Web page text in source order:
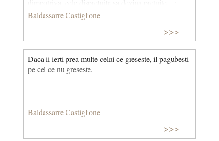
obisnuinta este in stare mai mult decat judecata sa
statorniceasca lucrurile noi in mijlocul nostru si sa le
alunge pe cele vechi, a caror perfectiune il amageste
adeseori pe cel ce-o cauta in ele.
Baldassarre Castiglione
>>>
Daca ii ierti prea multe celui ce greseste, il pagubesti
pe cel ce nu greseste.
Baldassarre Castiglione
>>>